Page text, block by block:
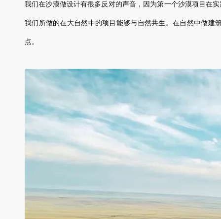
我们在沙漠做设计有很多反对的声音，因为第一个沙漠项目在
我们所做的在大自然中的项目能够与自然共生。在自然中做建
点。